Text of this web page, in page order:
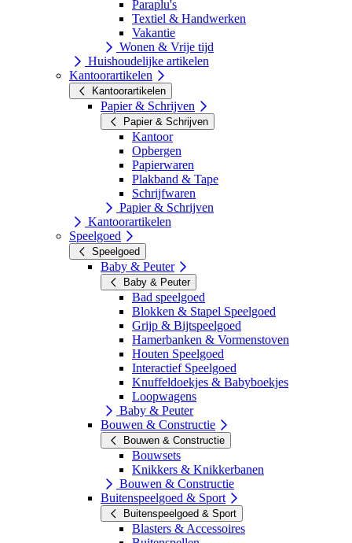
Paraplu's
Textiel & Handwerken
Vakantie
Wonen & Vrije tijd
Huishoudelijke artikelen
Kantoorartikelen
Kantoorartikelen
Papier & Schrijven
Papier & Schrijven
Kantoor
Opbergen
Papierwaren
Plakband & Tape
Schrijfwaren
Papier & Schrijven
Kantoorartikelen
Speelgoed
Speelgoed
Baby & Peuter
Baby & Peuter
Bad speelgoed
Blokken & Stapel Speelgoed
Grijp & Bijtspeelgoed
Hamerbanken & Vormenstoven
Houten Speelgoed
Interactief Speelgoed
Knuffeldoekjes & Babyboekjes
Loopwagens
Baby & Peuter
Bouwen & Constructie
Bouwen & Constructie
Bouwsets
Knikkers & Knikkerbanen
Bouwen & Constructie
Buitenspeelgoed & Sport
Buitenspeelgoed & Sport
Blasters & Accessoires